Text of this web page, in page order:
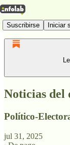
Suscribirse Iniciar
Noticias del
Político-
jul 31, 2025